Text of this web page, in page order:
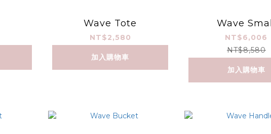
Wave Tote
NT$2,580
加入購物車
Wave Small
NT$6,006
NT$8,580
加入購物車